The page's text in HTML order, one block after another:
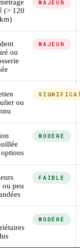
(> 120
MAJEUR
ou
MAJEUR
ou
options
MODÉRÉ
ou peu
FAIBLE
MODÉRÉ